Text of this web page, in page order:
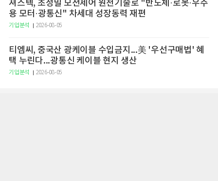
져스텍, 초정밀 모션제어 원천기술로 "반도체·로봇·우주
용 모터·광통신" 차세대 성장동력 재편
기업분석 2026-08-05
티엠씨, 중국산 광케이블 수입금지...美 '우선구매법' 혜
택 누린다...광통신 케이블 현지 생산
기업분석 2026-08-05